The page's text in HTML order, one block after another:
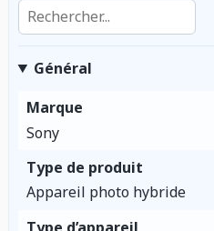
Général
Marque
Sony
Type de produit
Appareil photo hybride